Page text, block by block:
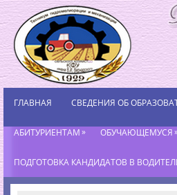
ГЛАВНАЯ СВЕДЕНИЯ ОБ
АБИТУРИЕНТАМ» ОБУЧАЮЩЕМУСЯ
ПОДГОТОВКА КАНДИДАТОВ В